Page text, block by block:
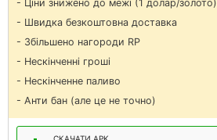
- Ціни знижено до межі (1 долар/золото)
- Швидка безкоштовна доставка
- Збільшено нагороди RP
- Нескінченні гроші
- Нескінченне паливо
- Анти бан (але це не точно)